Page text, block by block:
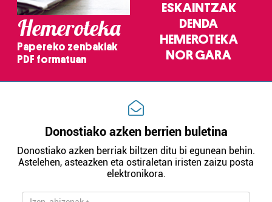
Hemeroteka
Papereko zenbakiak
PDF formatuan
ESKAINTZAK
DENDA
HEMEROTEKA
NOR GARA
Donostiako azken berrien buletina
Donostiako azken berriak biltzen ditu bi egunean behin.
Astelehen, asteazken eta ostiraletan iristen zaizu posta
elektronikora.